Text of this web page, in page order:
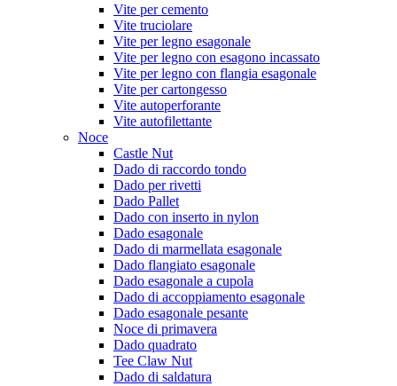
Vite per cemento
Vite truciolare
Vite per legno esagonale
Vite per legno con esagono incassato
Vite per legno con flangia esagonale
Vite per cartongesso
Vite autoperforante
Vite autofilettante
Noce
Castle Nut
Dado di raccordo tondo
Dado per rivetti
Dado Pallet
Dado con inserto in nylon
Dado esagonale
Dado di marmellata esagonale
Dado flangiato esagonale
Dado esagonale a cupola
Dado di accoppiamento esagonale
Dado esagonale pesante
Noce di primavera
Dado quadrato
Tee Claw Nut
Dado di saldatura